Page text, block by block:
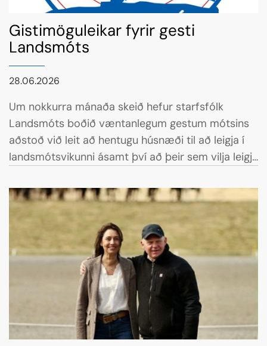
Gistimöguleikar fyrir gesti
Landsmóts
28.06.2026
Um nokkurra mánaða skeið hefur starfsfólk
Landsmóts boðið væntanlegum gestum mótsins
aðstoð við leit að hentugu húsnæði til að leigja í
landsmótsvikunni ásamt því að þeir sem vilja leigja
hafa verið hvattir til að hafa samband.